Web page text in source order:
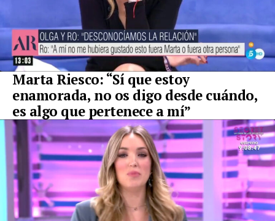
Marta Riesco: “Sí que estoy
enamorada, no os digo desde cuándo,
es algo que pertenece a mí”